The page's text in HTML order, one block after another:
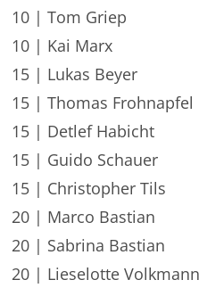
10 | Tom Griep
10 | Kai Marx
15 | Lukas Beyer
15 | Thomas Frohnapfel
15 | Detlef Habicht
15 | Guido Schauer
15 | Christopher Tils
20 | Marco Bastian
20 | Sabrina Bastian
20 | Lieselotte Volkmann